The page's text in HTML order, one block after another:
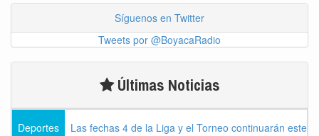
Síguenos en Twitter
Tweets por @BoyacaRadio
Últimas Noticias
Deportes Las fechas 4 de la Liga y el Torneo continuarán este